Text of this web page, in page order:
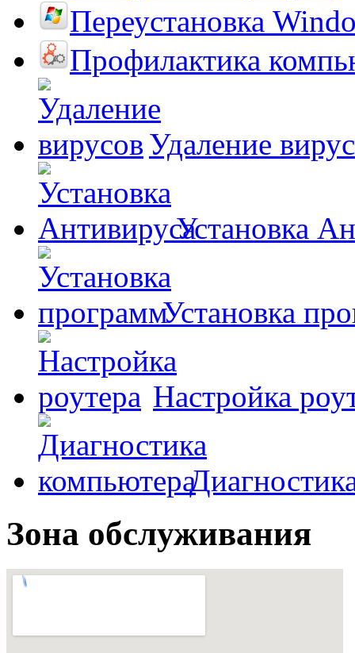
Переустановка
Профилактика
Удаление
Установка
Установка
Настройка
Зона обслуживания